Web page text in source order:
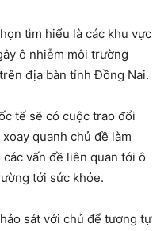
tìm hiểu là các khu vực
ô nhiễm môi trường
địa bàn tỉnh Đồng Nai.
tế sẽ có cuộc trao đổi
quanh chủ đề làm
vấn đề liên quan tới ô
tới sức khỏe.
sát với chủ để tương tự